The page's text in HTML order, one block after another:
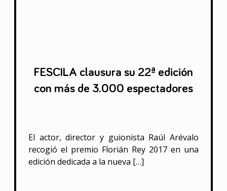
FESCILA clausura su 22ª edición
con más de 3.000 espectadores
El actor, director y guionista Raúl Arévalo
recogió el premio Florián Rey 2017 en una
edición dedicada a la nueva […]